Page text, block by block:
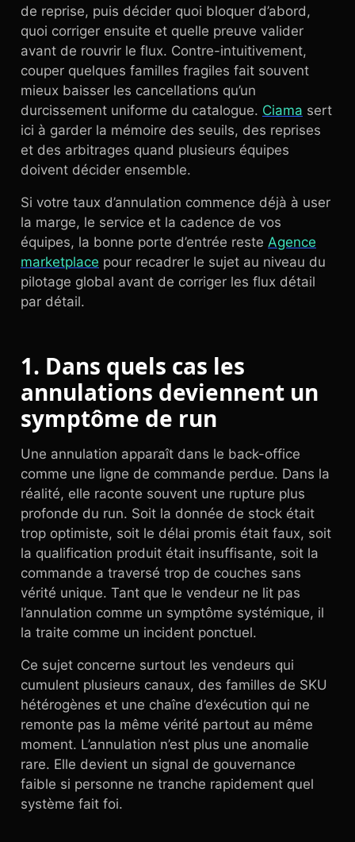
de reprise, puis décider quoi bloquer d’abord,
quoi corriger ensuite et quelle preuve valider
avant de rouvrir le flux. Contre-intuitivement,
couper quelques familles fragiles fait souvent
mieux baisser les cancellations qu’un
durcissement uniforme du catalogue. Ciama sert
ici à garder la mémoire des seuils, des reprises
et des arbitrages quand plusieurs équipes
doivent décider ensemble.
Si votre taux d’annulation commence déjà à user
la marge, le service et la cadence de vos
équipes, la bonne porte d’entrée reste Agence
marketplace pour recadrer le sujet au niveau du
pilotage global avant de corriger les flux détail
par détail.
1. Dans quels cas les
annulations deviennent un
symptôme de run
Une annulation apparaît dans le back-office
comme une ligne de commande perdue. Dans la
réalité, elle raconte souvent une rupture plus
profonde du run. Soit la donnée de stock était
trop optimiste, soit le délai promis était faux, soit
la qualification produit était insuffisante, soit la
commande a traversé trop de couches sans
vérité unique. Tant que le vendeur ne lit pas
l’annulation comme un symptôme systémique, il
la traite comme un incident ponctuel.
Ce sujet concerne surtout les vendeurs qui
cumulent plusieurs canaux, des familles de SKU
hétérogènes et une chaîne d’exécution qui ne
remonte pas la même vérité partout au même
moment. L’annulation n’est plus une anomalie
rare. Elle devient un signal de gouvernance
faible si personne ne tranche rapidement quel
système fait foi.